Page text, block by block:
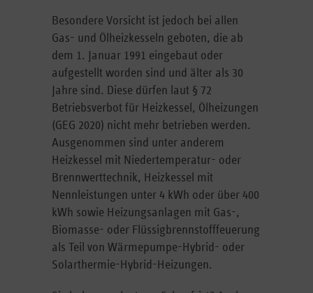
Besondere Vorsicht ist jedoch bei allen
Gas- und Ölheizkesseln geboten, die ab
dem 1. Januar 1991 eingebaut oder
aufgestellt worden sind und älter als 30
Jahre sind. Diese dürfen laut § 72
Betriebsverbot für Heizkessel, Ölheizungen
(GEG 2020) nicht mehr betrieben werden.
Ausgenommen sind unter anderem
Heizkessel mit Niedertemperatur- oder
Brennwerttechnik, Heizkessel mit
Nennleistungen unter 4 kWh oder über 400
kWh sowie Heizungsanlagen mit Gas-,
Biomasse- oder Flüssigbrennstofffeuerung
als Teil von Wärmepumpe-Hybrid- oder
Solarthermie-Hybrid-Heizungen.